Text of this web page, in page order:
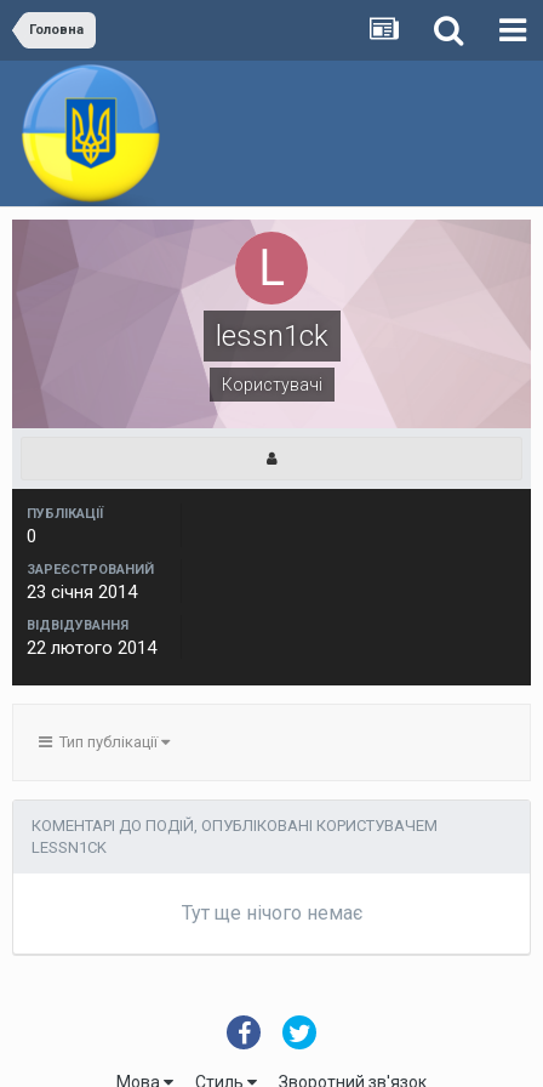
Головна
lessn1ck
Користувачі
ПУБЛІКАЦІЇ
0
ЗАРЕЄСТРОВАНИЙ
23 січня 2014
ВІДВІДУВАННЯ
22 лютого 2014
Тип публікації
КОМЕНТАРІ ДО ПОДІЙ, ОПУБЛІКОВАНІ КОРИСТУВАЧЕМ
LESSN1CK
Тут ще нічого немає
Мова Стиль Зворотний зв'язок